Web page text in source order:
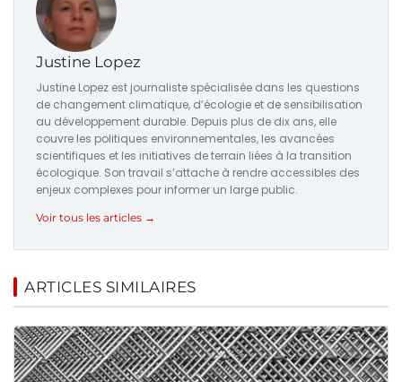
Justine Lopez
Justine Lopez est journaliste spécialisée dans les questions
de changement climatique, d’écologie et de sensibilisation
au développement durable. Depuis plus de dix ans, elle
couvre les politiques environnementales, les avancées
scientifiques et les initiatives de terrain liées à la transition
écologique. Son travail s’attache à rendre accessibles des
enjeux complexes pour informer un large public.
Voir tous les articles →
ARTICLES SIMILAIRES